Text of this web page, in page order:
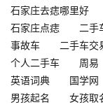
石家庄去痣哪里好
石家庄点痣
二手
事故车
二手车交
个人二手车
周易
英语词典
国学网
男孩起名
女孩取